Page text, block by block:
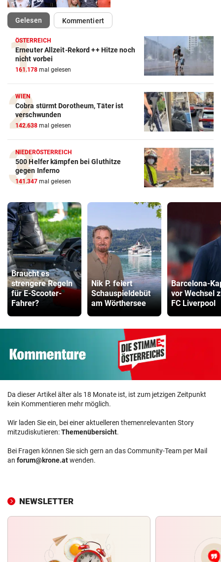
Gelesen(ausgewählt)Kommentiert
ÖSTERREICH
Erneuter Allzeit-Rekord ++ Hitze noch
nicht vorbei
161.178 mal gelesen
WIEN
Cobra stürmt Dorotheum, Täter ist
verschwunden
142.638 mal gelesen
NIEDERÖSTERREICH
500 Helfer kämpfen bei Gluthitze
gegen Inferno
141.347 mal gelesen
Braucht es
strengere Regeln
für E-Scooter-
Fahrer?
Nik P. feiert
Schauspieldebüt
am Wörthersee
Barcelona-
vor Wechsel
FC Liverpool
Da dieser Artikel älter als 18 Monate ist, ist zum jetzigen Zeitpunkt
kein Kommentieren mehr möglich.
Wir laden Sie ein, bei einer aktuelleren themenrelevanten Story
mitzudiskutieren:Themenübersicht.
Bei Fragen können Sie sich gern an das Community-Team per Mail
an forum@krone.atwenden.
NEWSLETTER